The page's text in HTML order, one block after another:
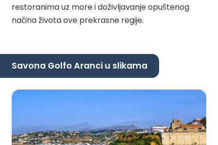
restoranima uz more i doživljavanje opuštenog
načina života ove prekrasne regije.
Savona Golfo Aranci u slikama